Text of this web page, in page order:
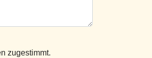
zugestimmt.